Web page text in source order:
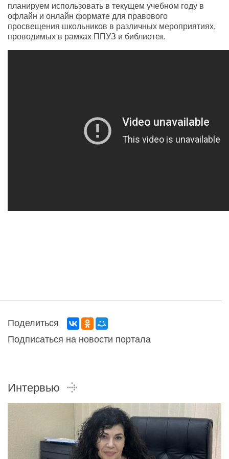
планируем использовать в текущем учебном году в
офлайн и онлайн формате для правового
просвещения школьников в различных мероприятиях,
проводимых в рамках ППУЗ и библиотек.
Поделиться
Подписаться на новости портала
Интервью